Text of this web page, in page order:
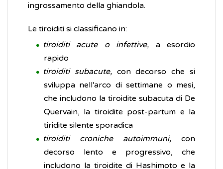
ingrossamento della ghiandola.
Le tiroiditi si classificano in:
tiroiditi acute o infettive, a esordio
rapido
tiroiditi subacute, con decorso che si
sviluppa nell'arco di settimane o mesi,
che includono la tiroidite subacuta di De
Quervain, la tiroidite post-partum e la
tiridite silente sporadica
tiroiditi croniche autoimmuni, con
decorso lento e progressivo, che
includono la tiroidite di Hashimoto e la